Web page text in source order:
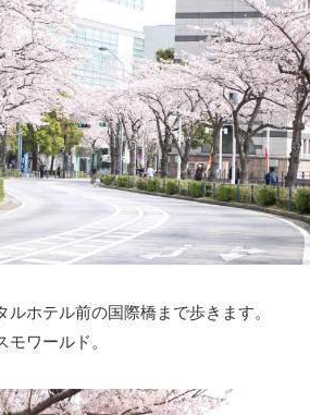
ルホテル前の国際橋まで歩きます。
モワールド。